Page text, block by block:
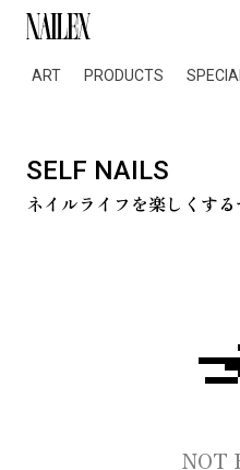
ART PRODUCTS SPECIAL
SELF NAILS
ネイルライフを楽しくす
NOT